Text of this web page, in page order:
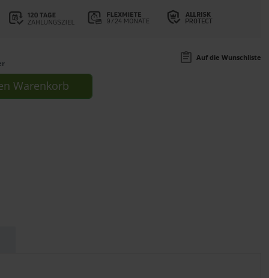
Auf die Wunschliste
Warenkorb